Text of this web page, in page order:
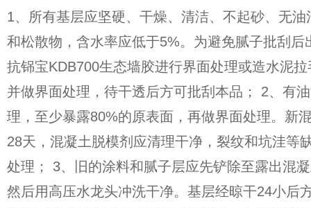
1、所有基层应坚硬、干燥、清洁、不起砂、无
和松散物，含水率应低于5%。为避免腻子批刮后
抗铞宝KDB700生态墙胶进行界面处理或造水泥
并做界面处理，待干透后方可批刮本品； 2、有
理，至少暴露80%的原表面，再做界面处理。新
28天，混凝土脱模剂应清理干净，裂纹和坑洼等
处理； 3、旧的涂料和腻子层应先铲除至露出混
然后用高压水龙头冲洗干净。基层经晾干24小后